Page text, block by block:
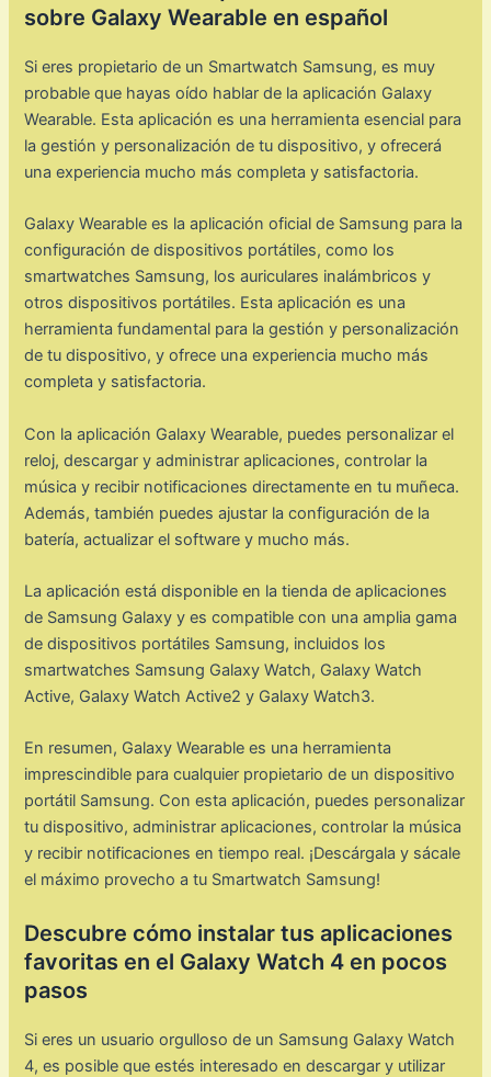
sobre Galaxy Wearable en español
Si eres propietario de un Smartwatch Samsung, es muy
probable que hayas oído hablar de la aplicación Galaxy
Wearable. Esta aplicación es una herramienta esencial para
la gestión y personalización de tu dispositivo, y ofrecerá
una experiencia mucho más completa y satisfactoria.
Galaxy Wearable es la aplicación oficial de Samsung para la
configuración de dispositivos portátiles, como los
smartwatches Samsung, los auriculares inalámbricos y
otros dispositivos portátiles. Esta aplicación es una
herramienta fundamental para la gestión y personalización
de tu dispositivo, y ofrece una experiencia mucho más
completa y satisfactoria.
Con la aplicación Galaxy Wearable, puedes personalizar el
reloj, descargar y administrar aplicaciones, controlar la
música y recibir notificaciones directamente en tu muñeca.
Además, también puedes ajustar la configuración de la
batería, actualizar el software y mucho más.
La aplicación está disponible en la tienda de aplicaciones
de Samsung Galaxy y es compatible con una amplia gama
de dispositivos portátiles Samsung, incluidos los
smartwatches Samsung Galaxy Watch, Galaxy Watch
Active, Galaxy Watch Active2 y Galaxy Watch3.
En resumen, Galaxy Wearable es una herramienta
imprescindible para cualquier propietario de un dispositivo
portátil Samsung. Con esta aplicación, puedes personalizar
tu dispositivo, administrar aplicaciones, controlar la música
y recibir notificaciones en tiempo real. ¡Descárgala y sácale
el máximo provecho a tu Smartwatch Samsung!
Descubre cómo instalar tus aplicaciones
favoritas en el Galaxy Watch 4 en pocos
pasos
Si eres un usuario orgulloso de un Samsung Galaxy Watch
4, es posible que estés interesado en descargar y utilizar